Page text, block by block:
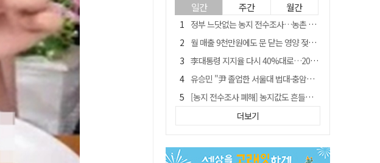
일간 주간 월간
정부 느닷없는 농지 전수조사…농촌 들쑤시는 '경자유전'의 칼날
월 매출 9천만원에도 문 닫는 영양 젖소농장… "일할 사람이 없어"
李대통령 지지율 다시 40%대로…20대는 18.8%p 급락
유승민 "尹 졸업한 서울대 법대·충암고도 없애야"…李 육사 통합 직격
[농지 전수조사 폐해] 농지값도 흔들리나…"도지 막히면 헐값 매물 나올 수도"
[농지 전수조사 폐해] '쌀 받고 논 내 준' 도지농 이제 어쩌나?
국민 51.9% "李 대통령 재판 재개 필요하다"
더보기